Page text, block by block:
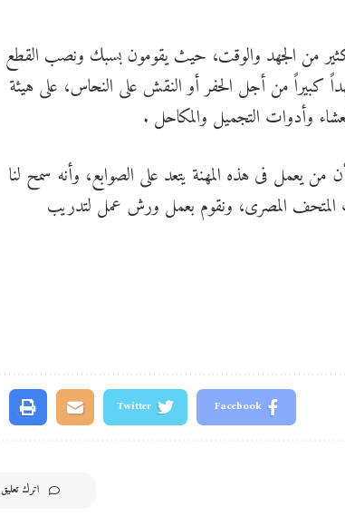
من الجهد والوقت، حيث يقومون بسبك ونصب القطع
كبيراً من أجل الحفر أو النقش على النحاس، على هيئة
وأدوات التجميل والمكاحل .
يعمل فى هذه المهنة يتعد على الصوابع، وأنه سمح لنا
المتحف المصرى، ونقوم بعمل ورش عمل لتدريب
Facebook
Twitter
اترك تعليق